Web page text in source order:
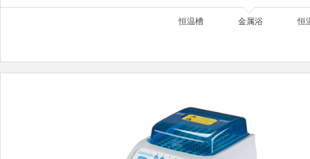
恒温槽 金属浴 恒